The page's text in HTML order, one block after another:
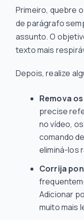
Primeiro, quebre
de parágrafo
assunto. O
texto mais
Depois, realize
Remova
precise
no vídeo,
comando
eliminá-los
Corrija
Adicionar
muito mais